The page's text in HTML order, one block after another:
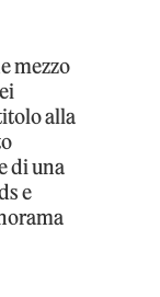
mezzo
alla
di una
e